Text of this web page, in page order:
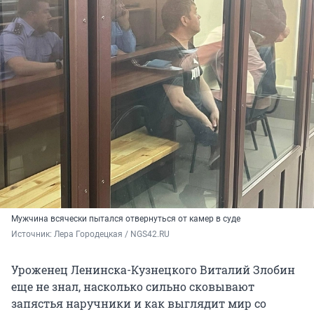
Мужчина всячески пытался отвернуться от камер в суде
Источник: Лера Городецкая / NGS42.RU
Уроженец Ленинска-Кузнецкого Виталий Злобин
еще не знал, насколько сильно сковывают
запястья наручники и как выглядит мир со